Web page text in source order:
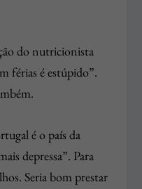
do nutricionista
férias é estúpido”.
é o país da
depressa”. Para
Seria bom prestar